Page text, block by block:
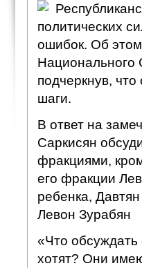
политических
ошибок. Об
Национального
подчеркнув,
шаги.
В ответ на
Саркисян
фракциями,
его фракции
ребенка,
Левон Зурабян
«Что
хотят? Они